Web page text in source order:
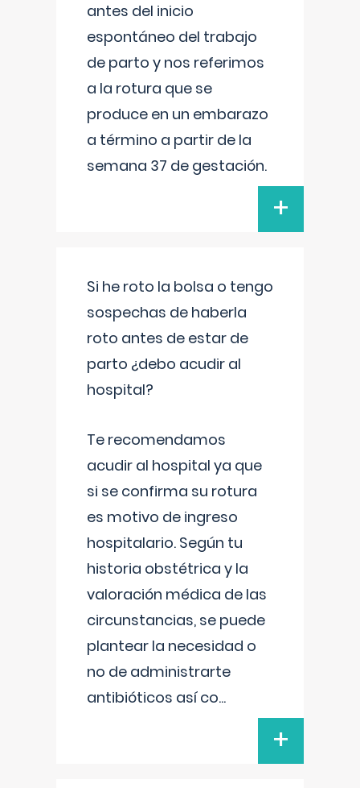
antes del inicio
espontáneo del trabajo
de parto y nos referimos
a la rotura que se
produce en un embarazo
a término a partir de la
semana 37 de gestación.
+
Si he roto la bolsa o tengo
sospechas de haberla
roto antes de estar de
parto ¿debo acudir al
hospital?
Te recomendamos
acudir al hospital ya que
si se confirma su rotura
es motivo de ingreso
hospitalario. Según tu
historia obstétrica y la
valoración médica de las
circunstancias, se puede
plantear la necesidad o
no de administrarte
antibióticos así co...
+